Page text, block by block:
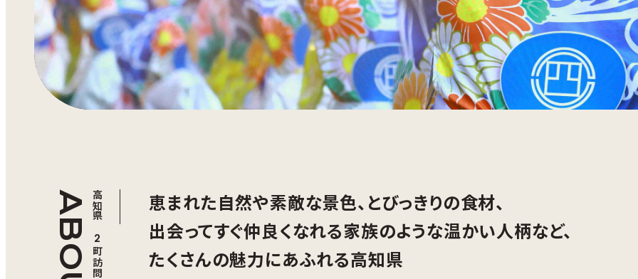
恵まれた自然や素敵な景色、とびっきりの食材、
出会ってすぐ仲良くなれる家族のような温かい人柄など、
たくさんの魅力にあふれる高知県